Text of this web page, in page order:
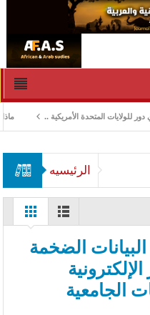
ماذا المتحدة الأمريكية ..
الرئيسيه
البيانات الضخمة
الجامعية